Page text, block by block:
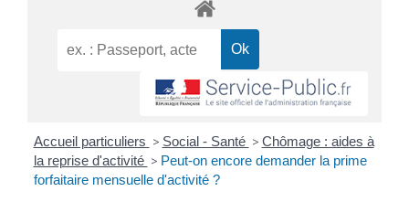
Accueil particuliers > Social - Santé > Chômage : aides à
la reprise d'activité > Peut-on encore demander la prime
forfaitaire mensuelle d'activité ?